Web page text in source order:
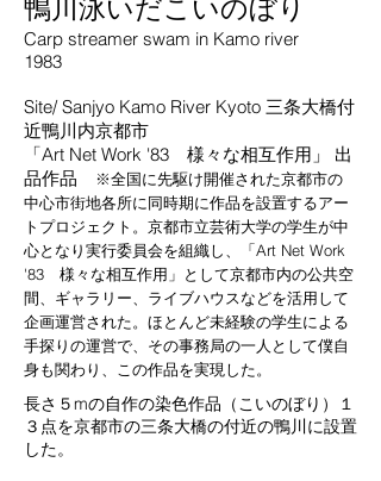
鴨川泳いだこいのぼり
Carp streamer swam in Kamo river
1983
Site/ Sanjyo Kamo River Kyoto 三条大橋付
近鴨川内京都市
「Art Net Work '83 様々な相互作用」 出
品作品
※全国に先駆け開催された京都市の
中心市街地各所に同時期に作品を設置するアー
トプロジェクト。京都市立芸術大学の学生が中
心となり実行委員会を組織し、「Art Net Work
'83 様々な相互作用」として京都市内の公共空
間、ギャラリー、ライブハウスなどを活用して
企画運営された。ほとんど未経験の学生による
手探りの運営で、その事務局の一人と​して僕自
身も関わり、この作品を実現した。
長さ５mの自作の染色作品（こいのぼり）１
３点を京都市の三条大橋の付近の鴨川に設置
した。